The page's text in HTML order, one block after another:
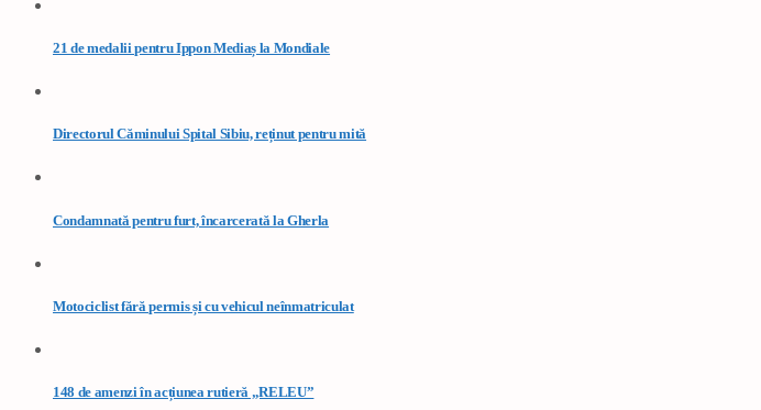
21 de medalii pentru Ippon Mediaș la Mondiale
Directorul Căminului Spital Sibiu, reținut pentru mită
Condamnată pentru furt, încarcerată la Gherla
Motociclist fără permis și cu vehicul neînmatriculat
148 de amenzi în acțiunea rutieră „RELEU”